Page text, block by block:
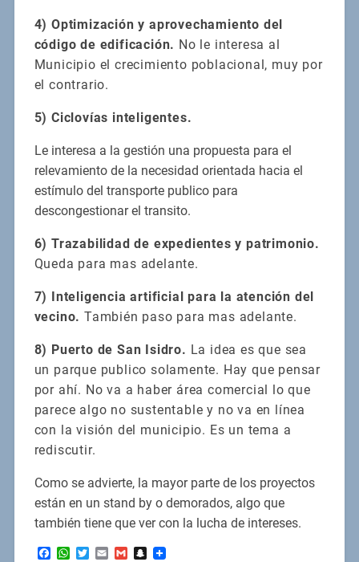
4) Optimización y aprovechamiento del
código de edificación. No le interesa al
Municipio el crecimiento poblacional, muy por
el contrario.
5) Ciclovías inteligentes.
Le interesa a la gestión una propuesta para el
relevamiento de la necesidad orientada hacia el
estímulo del transporte publico para
descongestionar el transito.
6) Trazabilidad de expedientes y patrimonio.
Queda para mas adelante.
7) Inteligencia artificial para la atención del
vecino. También paso para mas adelante.
8) Puerto de San Isidro. La idea es que sea
un parque publico solamente. Hay que pensar
por ahí. No va a haber área comercial lo que
parece algo no sustentable y no va en línea
con la visión del municipio. Es un tema a
rediscutir.
Como se advierte, la mayor parte de los proyectos
están en un stand by o demorados, algo que
también tiene que ver con la lucha de intereses.
Facebook
WhatsApp
Twitter
EmailGmailSnapchat